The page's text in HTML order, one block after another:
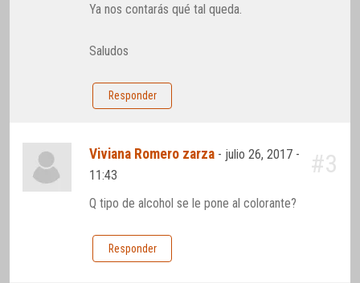
Ya nos contarás qué tal queda.
Saludos
Responder
Viviana Romero zarza - julio 26, 2017 -
11:43
#3
Q tipo de alcohol se le pone al colorante?
Responder